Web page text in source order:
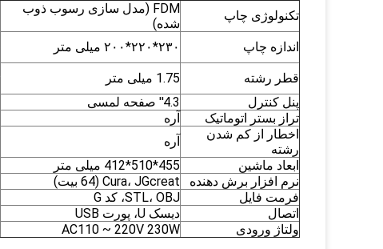
تکنولوژی چاپ
FDM (مدل سازی رسوب ذوب
شده)
اندازه چاپ ۲۳۰*۲۲۰*۲۰۰ میلی متر
قطر رشته
1.75 میلی متر
پنل کنترل
4.3'' صفحه لمسی
تراز بستر اتوماتیک
آره
اخطار از کم شدن
رشته
آره
ابعاد ماشین
455*510*412 میلی متر
نرم افزار برش دهنده
Cura، JGcreat (64 بیت)
فرمت فایل
STL، OBJ، کد G
اتصال
دیسک U، پورت USB
ولتاژ ورودی
AC110 ~ 220V 230W